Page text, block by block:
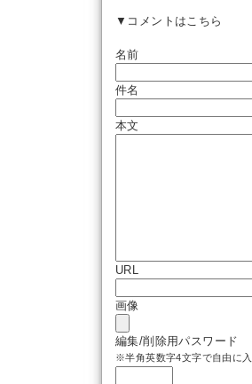
▼コメントはこちら
名前
件名
本文
URL
画像
編集/削除用パスワード
※半角英数字4文字で自由に入